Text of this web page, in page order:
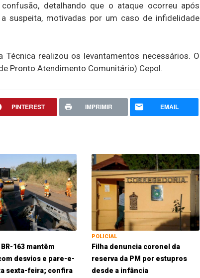
detalhando que o ataque ocorreu após
suspeita, motivadas por um caso de infidelidade
realizou os levantamentos necessários. O
Pronto Atendimento Comunitário) Cepol.
PINTEREST IMPRIMIR EMAIL
163 mantêm
desvios e pare-e-
sexta-feira; confira
POLICIAL
Filha denuncia coronel da
reserva da PM por estupros
desde a infância